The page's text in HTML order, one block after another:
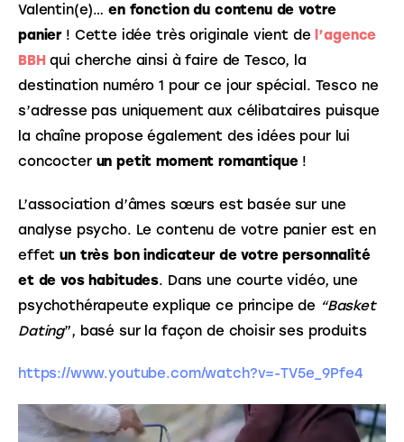
Valentin(e)… en fonction du contenu de votre
panier ! Cette idée très originale vient de l’agence
BBH qui cherche ainsi à faire de Tesco, la
destination numéro 1 pour ce jour spécial. Tesco ne
s’adresse pas uniquement aux célibataires puisque
la chaîne propose également des idées pour lui
concocter un petit moment romantique !
L’association d’âmes sœurs est basée sur une
analyse psycho. Le contenu de votre panier est en
effet un très bon indicateur de votre personnalité
et de vos habitudes. Dans une courte vidéo, une
psychothérapeute explique ce principe de “Basket
Dating”, basé sur la façon de choisir ses produits
https://www.youtube.com/watch?v=-TV5e_9Pfe4